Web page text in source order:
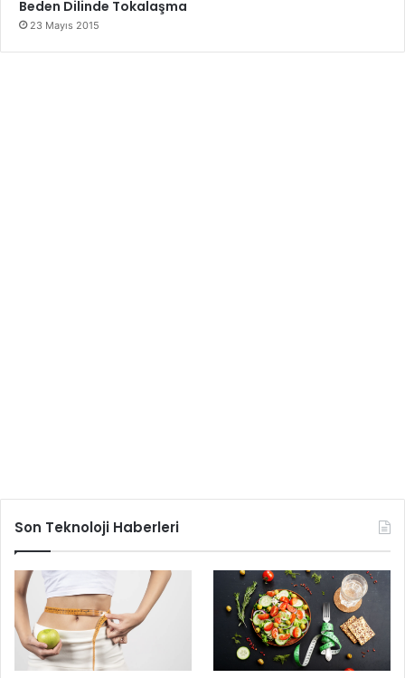
Beden Dilinde Tokalaşma
23 Mayıs 2015
Son Teknoloji Haberleri